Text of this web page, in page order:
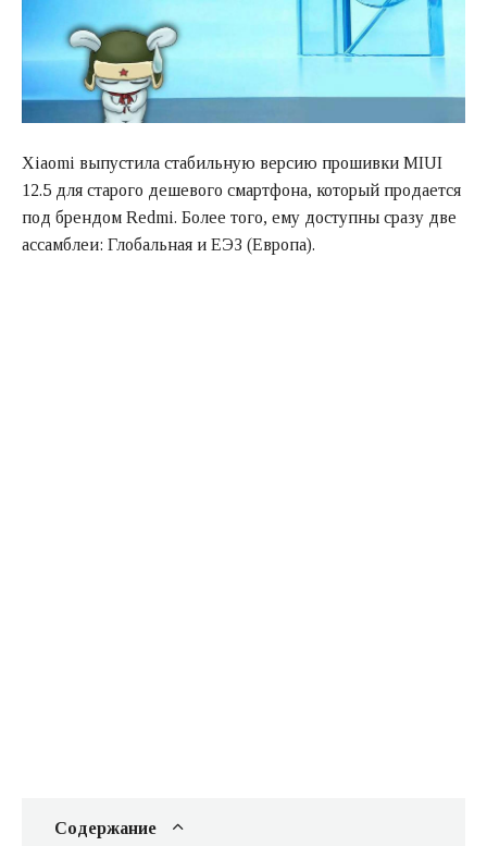
Xiaomi выпустила стабильную версию прошивки MIUI
12.5 для старого дешевого смартфона, который продается
под брендом Redmi. Более того, ему доступны сразу две
ассамблеи: Глобальная и ЕЭЗ (Европа).
Содержание